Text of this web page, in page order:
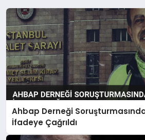
Ahbap Derneği
İfadeye Çağrıldı